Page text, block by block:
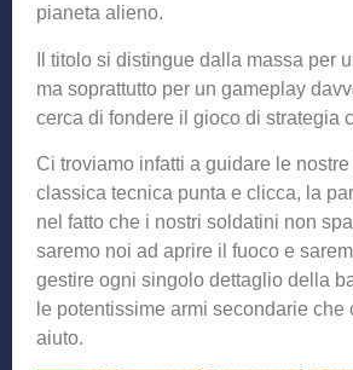
pianeta alieno.
Il titolo si distingue dalla massa per
ma soprattutto per un gameplay
cerca di fondere il gioco di strategia
Ci troviamo infatti a guidare le
classica tecnica punta e clicca, la
nel fatto che i nostri soldatini non
saremo noi ad aprire il fuoco e
gestire ogni singolo dettaglio della
le potentissime armi secondarie che
aiuto.